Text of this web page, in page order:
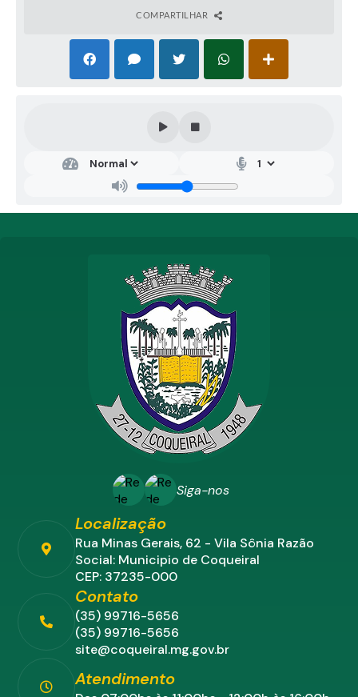
acessórios necessários, destinados à implantação,
ampliação, manutenção e pleno funcionamento do
sistema de videomonitoramento (CFTV) das Escolas da
Rede Municipal de Ensino, Creche Municipal, Unidades
Básicas de Saúde (UBS), Programas de Saúde da Família
(PSF), Pronto Atendimento, Cemitérios Municipais e
Recebimento das propostas: das 08h00 do dia
17/07/2026.
Modo de disputa:Aberto.
Critério de julgamento:
Menor preço global.
Valor estimado: R$ 206.450,27.
e junto ao Setor de Licitações.
Coqueiral/MG, 01 de julho de 2026.
Jéssica Pinheiro Silva - Pregoeira
Renato Oliveira Marques – Prefeito Municipal
COMPARTILHAR
Siga-nos
Localização
Rua Minas Gerais, 62 - Vila Sônia Razão
Social: Municipio de Coqueiral
CEP: 37235-000
Contato
(35) 99716-5656
(35) 99716-5656
site@coqueiral.mg.gov.br
Atendimento